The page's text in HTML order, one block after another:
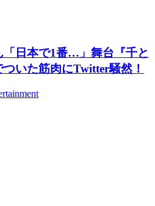
「日本で1番…」舞台『千と
いた筋肉にTwitter騒然！